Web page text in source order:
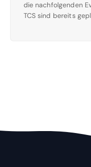
die nachfolgenden
TCS sind bereits